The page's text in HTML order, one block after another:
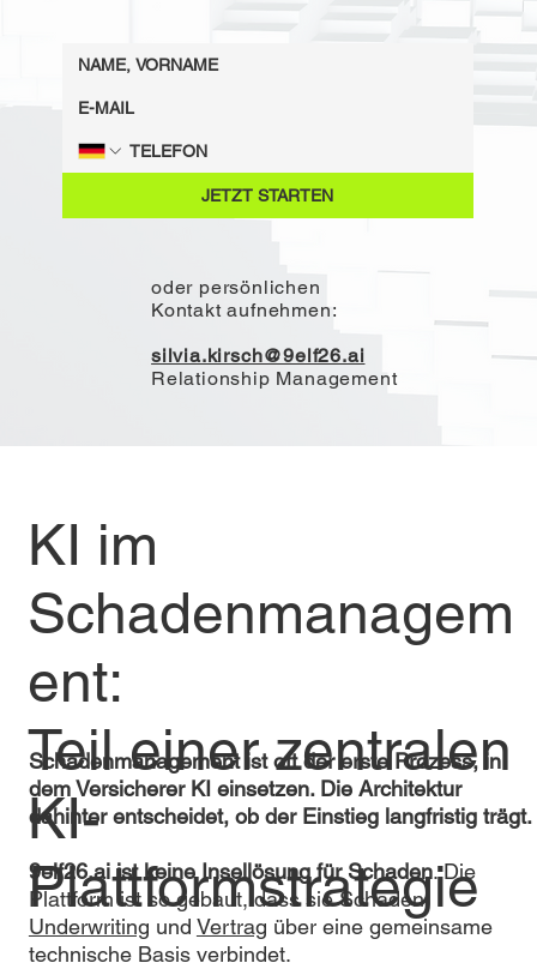
oder persönlichen
Kontakt aufnehmen:
silvia.kirsch@9elf26.ai
Relationship Management
JETZT STARTEN
KI im
Schadenmanagem
ent:
Teil einer zentralen
KI-
Plattformstrategie
Schadenmanagement ist oft der erste Prozess, in
dem Versicherer KI einsetzen. Die Architektur
dahinter entscheidet, ob der Einstieg langfristig trägt.
9elf26.ai ist keine Insellösung für Schaden. Die
Plattform ist so gebaut, dass sie Schaden,
Underwriting und Vertrag über eine gemeinsame
technische Basis verbindet.